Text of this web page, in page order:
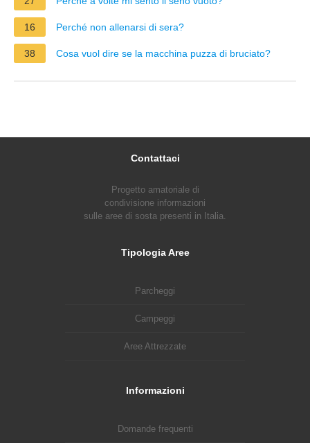
16 Perché non allenarsi di sera?
38 Cosa vuol dire se la macchina puzza di bruciato?
Contattaci
Progetto amatoriale di
condivisione informazioni
sulle aree di sosta presenti in Italia.
Tipologia Aree
Parcheggi
Campeggi
Aree Attrezzate
Informazioni
Domande frequenti